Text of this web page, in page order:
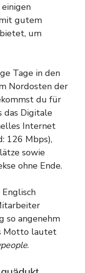
gutem
um
Tage in den
Nordosten der
du für
das Digitale
Internet
126 Mbps),
sowie
ohne Ende.
so angenehm
Motto lautet
.